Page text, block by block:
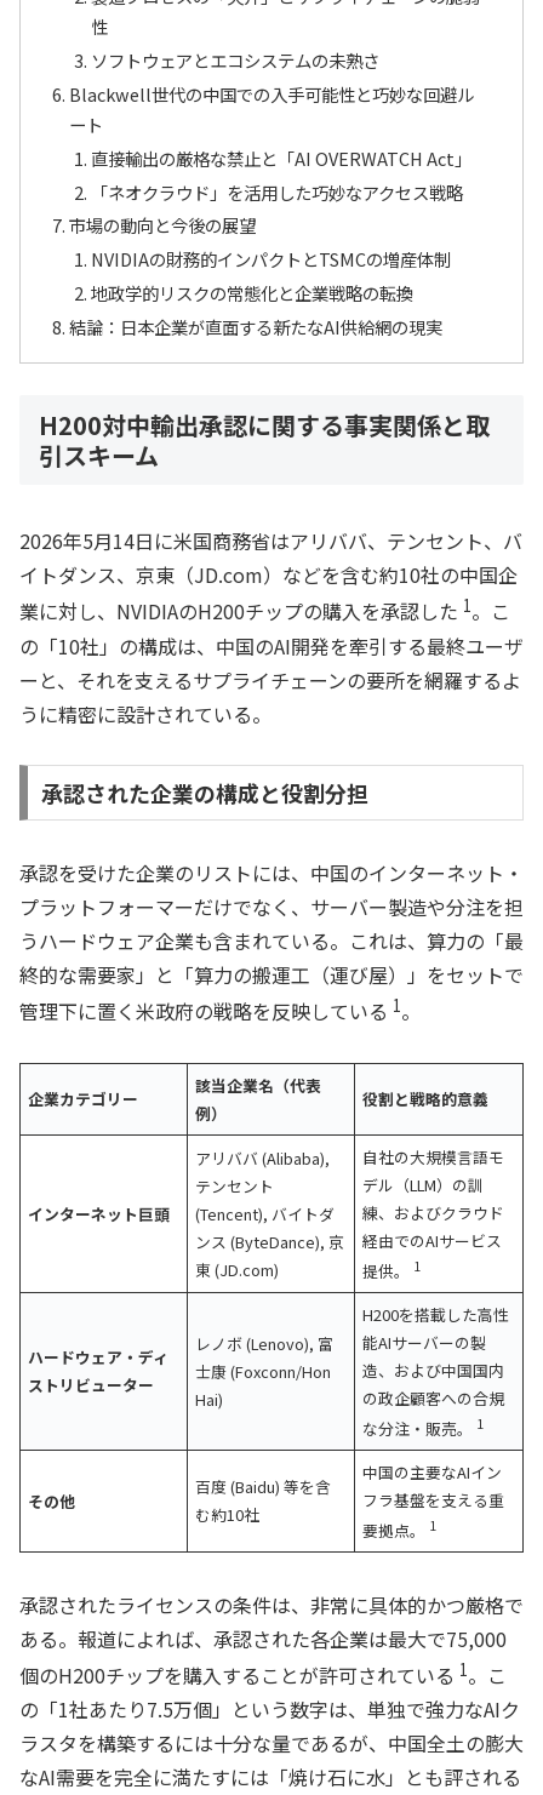
性
ソフトウェアとエコシステムの未熟さ
Blackwell世代の中国での入手可能性と巧妙な回避ル
ート
直接輸出の厳格な禁止と「AI OVERWATCH Act」
「ネオクラウド」を活用した巧妙なアクセス戦略
市場の動向と今後の展望
NVIDIAの財務的インパクトとTSMCの増産体制
地政学的リスクの常態化と企業戦略の転換
結論：日本企業が直面する新たなAI供給網の現実
H200対中輸出承認に関する事実関係と取
引スキーム
2026年5月14日に米国商務省はアリババ、テンセント、バ
イトダンス、京東（JD.com）などを含む約10社の中国企
業に対し、NVIDIAのH200チップの購入を承認した 1。こ
の「10社」の構成は、中国のAI開発を牽引する最終ユーザ
ーと、それを支えるサプライチェーンの要所を網羅するよ
うに精密に設計されている。
承認された企業の構成と役割分担
承認を受けた企業のリストには、中国のインターネット・
プラットフォーマーだけでなく、サーバー製造や分注を担
うハードウェア企業も含まれている。これは、算力の「最
終的な需要家」と「算力の搬運工（運び屋）」をセットで
管理下に置く米政府の戦略を反映している 1。
企業カテゴリー
該当企業名（代表
例）
役割と戦略的意義
インターネット巨頭
アリババ (Alibaba),
テンセント
(Tencent), バイトダ
ンス (ByteDance), 京
東 (JD.com)
自社の大規模言語モ
デル（LLM）の訓
練、およびクラウド
経由でのAIサービス
提供。
1
ハードウェア・ディ
ストリビューター
レノボ (Lenovo), 富
士康 (Foxconn/Hon
Hai)
H200を搭載した高性
能AIサーバーの製
造、および中国国内
の政企顧客への合規
な分注・販売。
1
その他
百度 (Baidu) 等を含
む約10社
中国の主要なAIイン
フラ基盤を支える重
要拠点。
1
承認されたライセンスの条件は、非常に具体的かつ厳格で
ある。報道によれば、承認された各企業は最大で75,000
個のH200チップを購入することが許可されている 1。こ
の「1社あたり7.5万個」という数字は、単独で強力なAIク
ラスタを構築するには十分な量であるが、中国全土の膨大
なAI需要を完全に満たすには「焼け石に水」とも評される